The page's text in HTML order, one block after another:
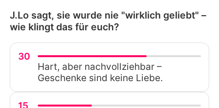
J.Lo sagt, sie wurde nie "wirklich geliebt" –
wie klingt das für euch?
30
Hart, aber nachvollziehbar –
Geschenke sind keine Liebe.